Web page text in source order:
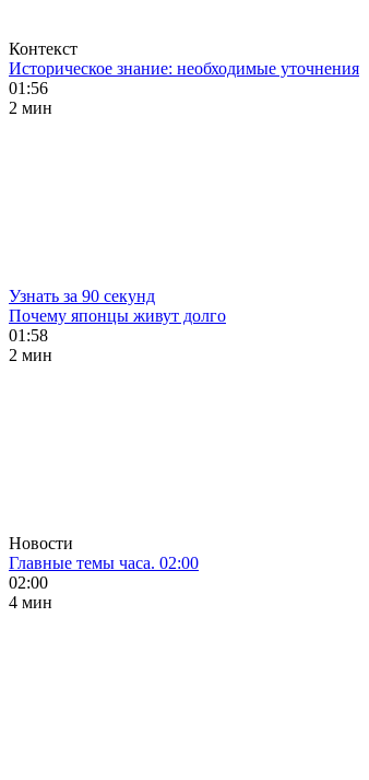
Контекст
Историческое знание: необходимые уточнения
01:56
2 мин
Узнать за 90 секунд
Почему японцы живут долго
01:58
2 мин
Новости
Главные темы часа. 02:00
02:00
4 мин